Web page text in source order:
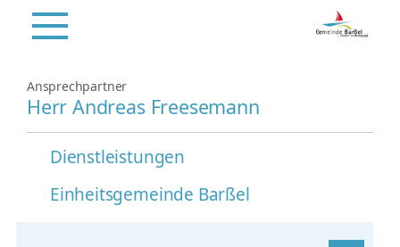
Ansprechpartner
Herr Andreas Freesemann
Dienstleistungen
Einheitsgemeinde Barßel